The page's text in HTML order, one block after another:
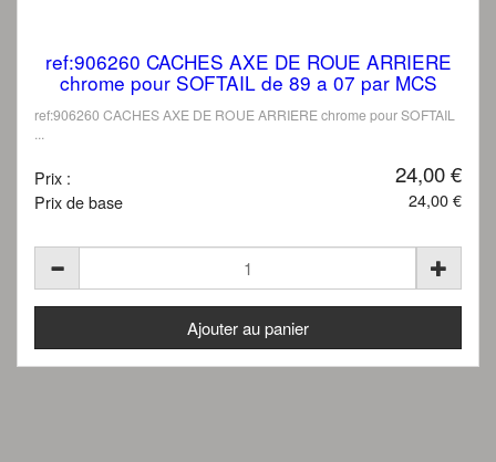
ref:906260 CACHES AXE DE ROUE ARRIERE
chrome pour SOFTAIL de 89 a 07 par MCS
ref:906260 CACHES AXE DE ROUE ARRIERE chrome pour SOFTAIL
...
Prix : 24,00 €
Prix de base 24,00 €